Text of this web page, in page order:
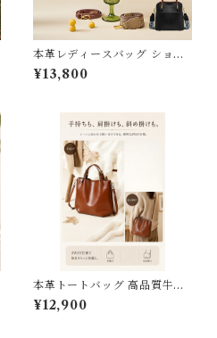
本革レディースバッグ ショル
ダーバッグ ハンドバッグ 本革
ハンドメイド バッグ 送料無料
¥13,800
本革トートバッグ 高品質牛革
ハンドバッグ ハンドメイド 本
革鞄 ショルダーバック レディ
¥12,900